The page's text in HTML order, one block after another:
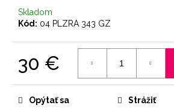
Skladom
Kód: 04 PLZRA 343 GZ
30 €
Opýtať sa Strážiť